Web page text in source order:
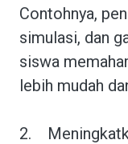
Contohnya,
simulasi, dan
siswa
lebih mudah
2.